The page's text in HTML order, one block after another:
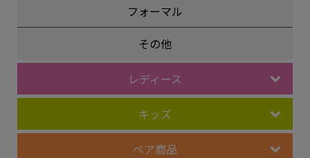
フォーマル
その他
レディース
キッズ
ペア商品